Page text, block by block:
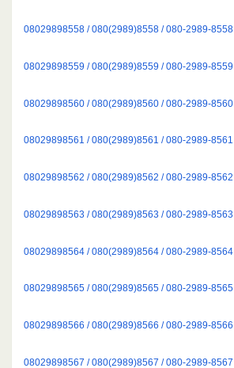
08029898558 / 080(2989)8558 / 080-2989-8558
08029898559 / 080(2989)8559 / 080-2989-8559
08029898560 / 080(2989)8560 / 080-2989-8560
08029898561 / 080(2989)8561 / 080-2989-8561
08029898562 / 080(2989)8562 / 080-2989-8562
08029898563 / 080(2989)8563 / 080-2989-8563
08029898564 / 080(2989)8564 / 080-2989-8564
08029898565 / 080(2989)8565 / 080-2989-8565
08029898566 / 080(2989)8566 / 080-2989-8566
08029898567 / 080(2989)8567 / 080-2989-8567